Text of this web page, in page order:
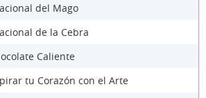
del Mago
de la Cebra
Caliente
tu Corazón con el Arte